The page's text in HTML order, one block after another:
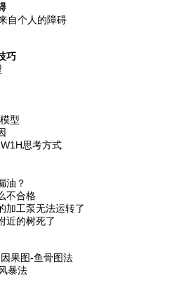
个人的障碍
巧
型
思考方式
油？
不合格
工泵无法运转了
的树死了
果图-鱼骨图法
暴法